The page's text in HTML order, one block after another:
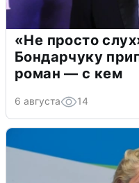
«Не просто
Бондарчуку
роман — с кем
6 августа 14